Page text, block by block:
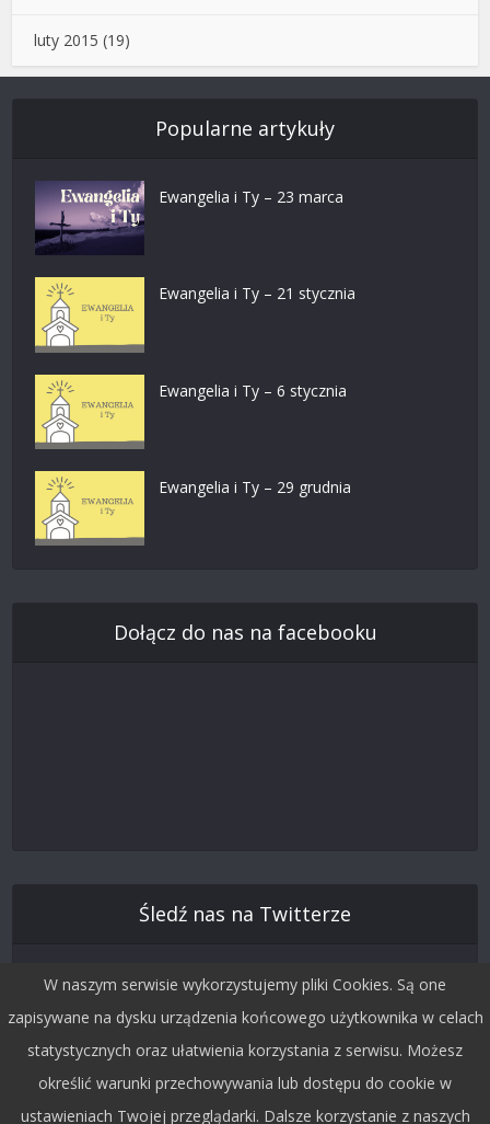
luty 2015 (19)
Popularne artykuły
Ewangelia i Ty – 23 marca
Ewangelia i Ty – 21 stycznia
Ewangelia i Ty – 6 stycznia
Ewangelia i Ty – 29 grudnia
Dołącz do nas na facebooku
Śledź nas na Twitterze
W naszym serwisie wykorzystujemy pliki Cookies. Są one
zapisywane na dysku urządzenia końcowego użytkownika w celach
statystycznych oraz ułatwienia korzystania z serwisu. Możesz
określić warunki przechowywania lub dostępu do cookie w
ustawieniach Twojej przeglądarki. Dalsze korzystanie z naszych